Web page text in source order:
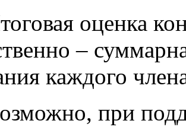
оценка
–
каждого
при